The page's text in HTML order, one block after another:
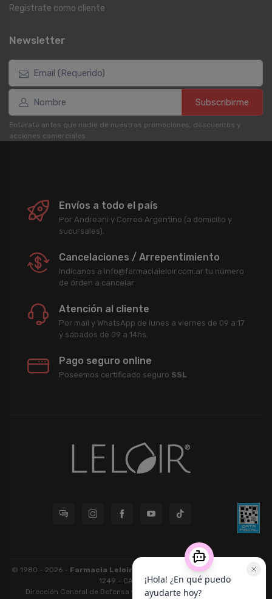
Registrate como cliente
Newsletter
Subscribirme
Enterate antes que nadie de nuestras promociones, descuentos y
acciones comerciales.
Envíos a todo el país
Por Andreani y Correo Argentino (a domicilio y
sucursales).
Cancelaciones / Arrepentimiento
Indicanos a info@farmacialeloir.com.ar tu número
de órden a cancelar.
Atención al cliente
Por mail y WhatsApp de lunes a viernes de 09 a 17
y sábados de 09 a 14hs.
Pago seguro online
Poseemos certificado seguro SSL
© 1980 - 2026 - Farmacia Leloir S.R.L.
| CUIT 33609220789 - Larrea
1249 - CABA - CP 1117
Dirección General de Defensa y Protección al Consumidor: Para